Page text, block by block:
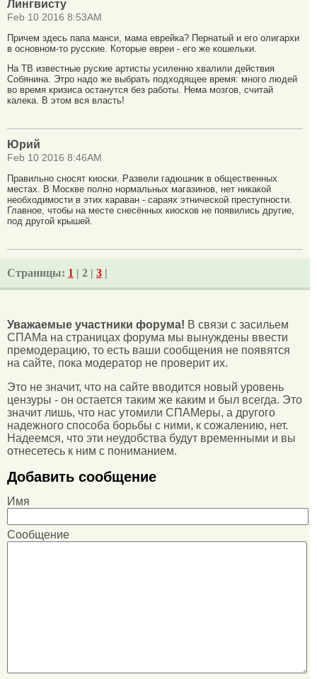
Лингвисту
Feb 10 2016 8:53AM
Причем здесь папа манси, мама еврейка? Пернатый и его олигархи
в основном-то русские. Которые евреи - его же кошельки.
На ТВ известные руские артисты усиленно хвалили действия
Собянина. Этро надо же выбрать подходящее время: много людей
во время кризиса останутся без работы. Нема мозгов, считай
калека. В этом вся власть!
Юрий
Feb 10 2016 8:46AM
Правильно сносят киоски. Развели гадюшник в общественных
местах. В Москве полно нормальных магазинов, нет никакой
необходимости в этих караван - сараях этнической преступности.
Главное, чтобы на месте снесённых киосков не появились другие,
под другой крышей.
Страницы: 1 | 2 | 3 |
Уважаемые участники форума! В связи с засильем
СПАМа на страницах форума мы вынуждены ввести
премодерацию, то есть ваши сообщения не появятся
на сайте, пока модератор не проверит их.
Это не значит, что на сайте вводится новый уровень
цензуры - он остается таким же каким и был всегда. Это
значит лишь, что нас утомили СПАМеры, а другого
надежного способа борьбы с ними, к сожалению, нет.
Надеемся, что эти неудобства будут временными и вы
отнесетесь к ним с пониманием.
Добавить сообщение
Имя
Сообщение